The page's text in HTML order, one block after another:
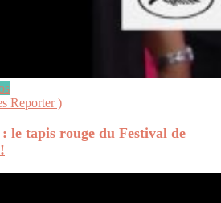
Reporter )
le tapis rouge du Festival de